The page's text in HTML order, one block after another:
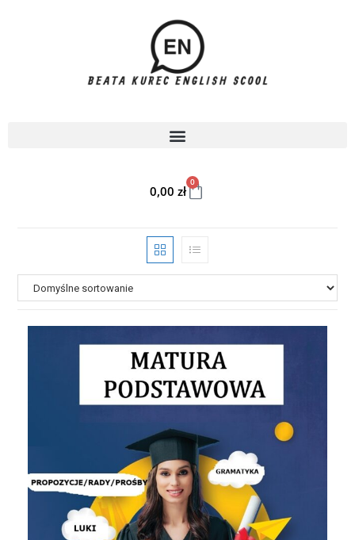
0,00 zł
0